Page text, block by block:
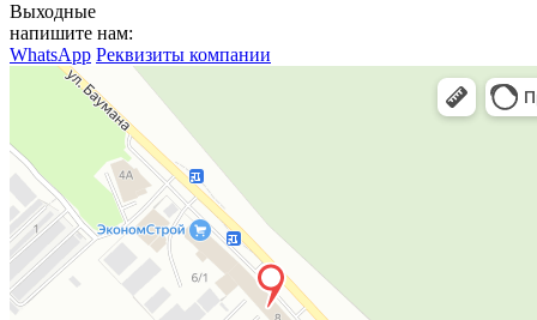
Выходные
напишите нам:
WhatsApp Реквизиты компании